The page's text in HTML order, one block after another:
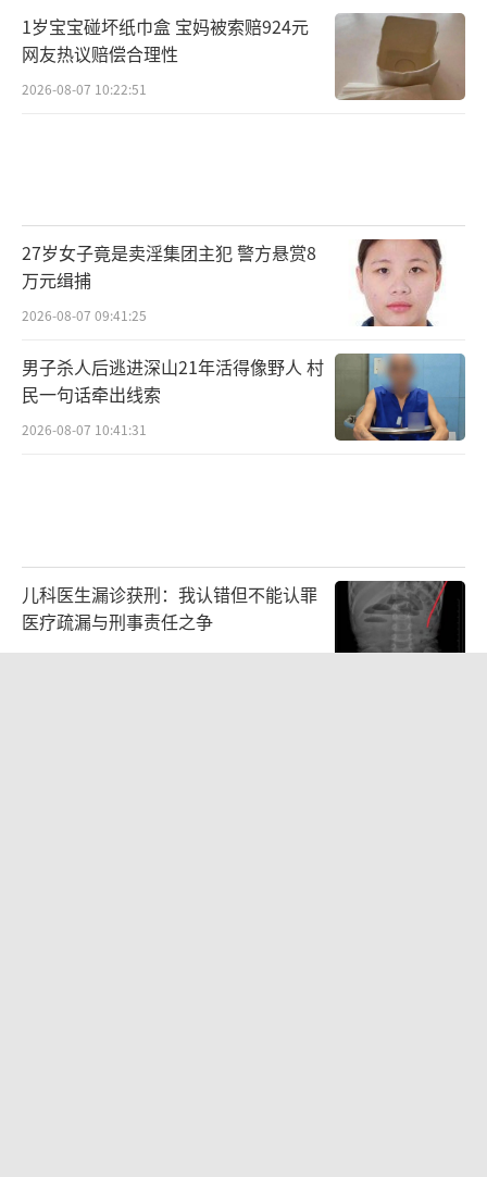
1岁宝宝碰坏纸巾盒 宝妈被索赔924元
网友热议赔偿合理性
2026-08-07 10:22:51
27岁女子竟是卖淫集团主犯 警方悬赏8
万元缉捕
2026-08-07 09:41:25
男子杀人后逃进深山21年活得像野人 村
民一句话牵出线索
2026-08-07 10:41:31
儿科医生漏诊获刑：我认错但不能认罪
医疗疏漏与刑事责任之争
2026-08-06 13:45:15